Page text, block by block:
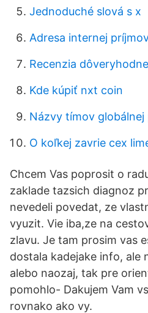
Jednoduché slová s x
Adresa internej
Recenzia
Kde kúpiť nxt coin
Názvy tímov
O koľkej zavrie cex
Chcem Vas poprosit o
zaklade tazsich diagnoz
nevedeli povedat, ze
vyuzit. Vie iba,ze na
zlavu. Je tam prosim vas
dostala kadejake info, ale
alebo naozaj, tak pre
pomohlo- Dakujem Vam
rovnako ako vy.